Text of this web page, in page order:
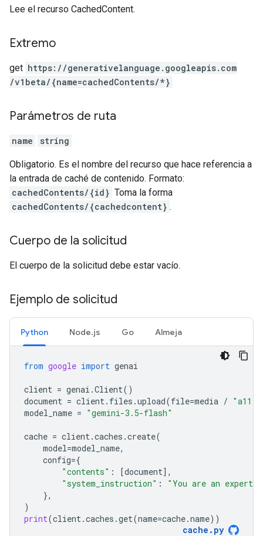
Lee el recurso CachedContent.
Extremo
get https: / /generativelanguage.googleapis.com
/v1beta/{name=cachedContents/*}
Parámetros de ruta
name string
Obligatorio. Es el nombre del recurso que hace referencia a
la entrada de caché de contenido. Formato:
cachedContents/{id} Toma la forma
cachedContents/{cachedcontent} .
Cuerpo de la solicitud
El cuerpo de la solicitud debe estar vacío.
Ejemplo de solicitud
Python Node.js Go Almeja
from google import genai
client = genai .Client()
document = client. files .upload(file=media /
model_name = "gemini-3.5-flash"
cache = client.caches .create(
model=model_name,
config={
"contents" : [document],
"system_instruction" :
"You are an expert
},
)
print(client.caches .get(name=cache.name))
cache . py